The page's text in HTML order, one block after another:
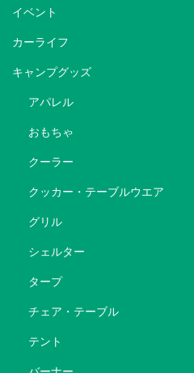
イベント
カーライフ
キャンプグッズ
アパレル
おもちゃ
クーラー
クッカー・テーブルウエア
グリル
シェルター
タープ
チェア・テーブル
テント